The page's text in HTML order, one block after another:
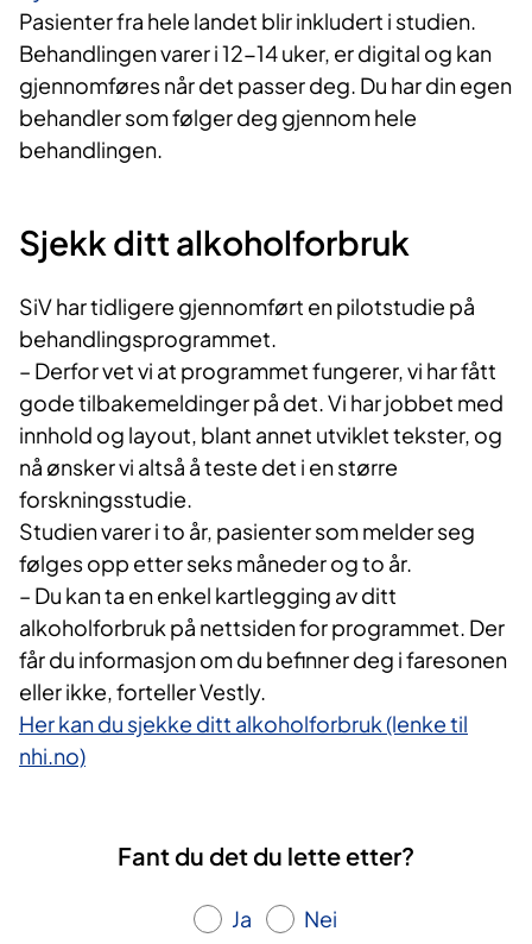
Pasienter fra hele landet blir inkludert i studien.
Behandlingen varer i 12-14 uker, er digital og kan
gjennomføres når det passer deg. Du har din egen
behandler som følger deg gjennom hele
behandlingen.
Sjekk ditt alkoholforbruk
SiV har tidligere gjennomført en pilotstudie på
behandlingsprogrammet.
– Derfor vet vi at programmet fungerer, vi har fått
gode tilbakemeldinger på det. Vi har jobbet med
innhold og layout, blant annet utviklet tekster, og
nå ønsker vi altså å teste det i en større
forskningsstudie.
Studien varer i to år, pasienter som melder seg
følges opp etter seks måneder og to år.
– Du kan ta en enkel kartlegging av ditt
alkoholforbruk på nettsiden for programmet. Der
får du informasjon om du befinner deg i faresonen
eller ikke, forteller Vestly.
Her kan du sjekke ditt alkoholforbruk (lenke til
nhi.no)
Fant du det du lette etter?
Ja Nei